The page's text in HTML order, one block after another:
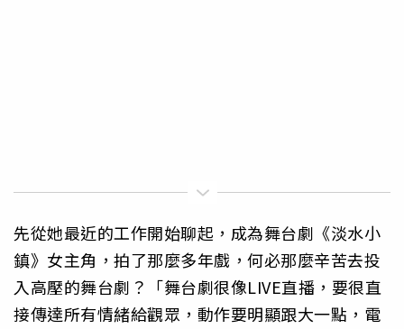
先從她最近的工作開始聊起，成為舞台劇《淡水小
鎮》女主角，拍了那麼多年戲，何必那麼辛苦去投
入高壓的舞台劇？「舞台劇很像LIVE直播，要很直
接傳達所有情緒給觀眾，動作要明顯跟大一點，電